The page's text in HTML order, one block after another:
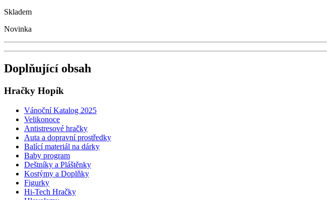
Skladem
Novinka
Doplňující obsah
Hračky Hopík
Vánoční Katalog 2025
Velikonoce
Antistresové hračky
Auta a dopravní prostředky
Balící materiál na dárky
Baby program
Deštníky a Pláštěnky
Kostýmy a Doplňky
Figurky
Hi-Tech Hračky